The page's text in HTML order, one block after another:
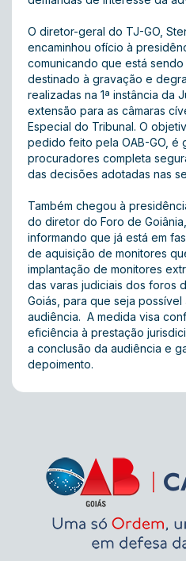
O diretor-geral do TJ-GO,
encaminhou ofício à
comunicando que está
destinado à gravação e
realizadas na 1ª instância da
extensão para as câmaras
Especial do Tribunal. O
pedido feito pela OAB-GO, é
procuradores completa
das decisões adotadas nas
Também chegou à
do diretor do Foro de Goiânia,
informando que já está em
de aquisição de monitores
implantação de monitores
das varas judiciais dos foros
Goiás, para que seja
audiência. A medida visa
eficiência à prestação
a conclusão da audiência e
depoimento.